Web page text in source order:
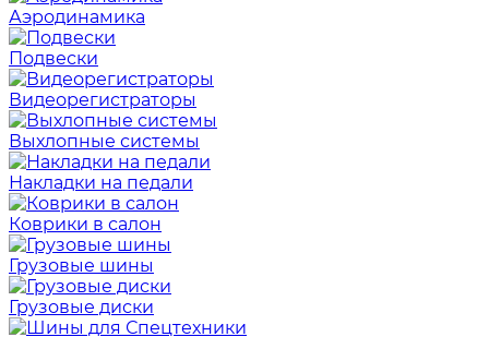
Аэродинамика
Подвески
Видеорегистраторы
Выхлопные системы
Накладки на педали
Коврики в салон
Грузовые шины
Грузовые диски